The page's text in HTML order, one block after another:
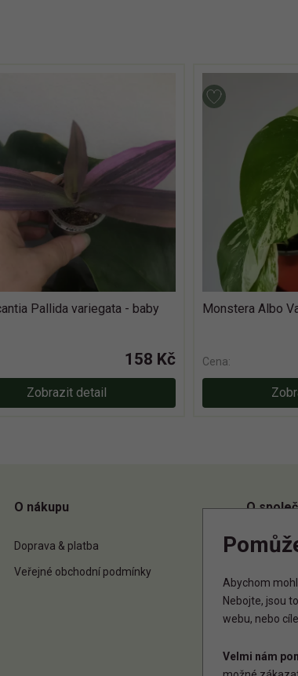
Pallida variegata - baby
158 Kč
Zobrazit detail
Monstera Albo
Cena:
O nákupu
Doprava & platba
Veřejné obchodní podmínky
O
O nás
Abychom
Nebojte, jsou
webu, nebo
Velmi nám